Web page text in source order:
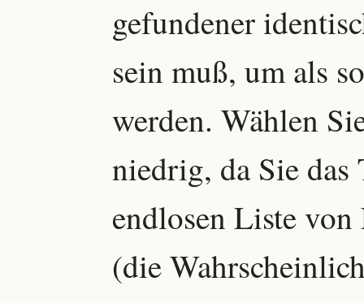
gefundener
sein muß, um als
werden. Wählen
niedrig, da Sie
endlosen Liste
(die